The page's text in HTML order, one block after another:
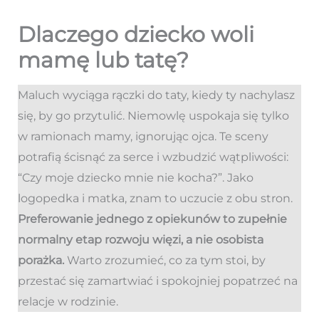
Dlaczego dziecko woli
mamę lub tatę?
Maluch wyciąga rączki do taty, kiedy ty nachylasz
się, by go przytulić. Niemowlę uspokaja się tylko
w ramionach mamy, ignorując ojca. Te sceny
potrafią ścisnąć za serce i wzbudzić wątpliwości:
“Czy moje dziecko mnie nie kocha?”. Jako
logopedka i matka, znam to uczucie z obu stron.
Preferowanie jednego z opiekunów to zupełnie
normalny etap rozwoju więzi, a nie osobista
porażka.Warto zrozumieć, co za tym stoi, by
przestać się zamartwiać i spokojniej popatrzeć na
relacje w rodzinie.